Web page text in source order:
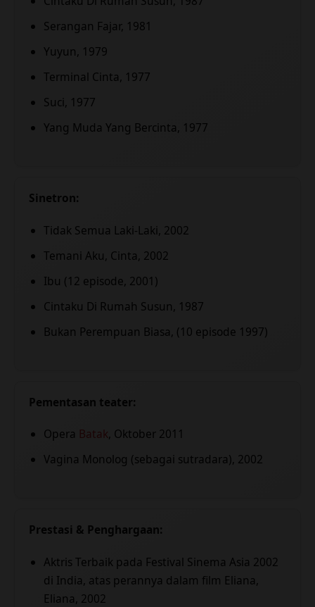
Serangan Fajar, 1981
Yuyun, 1979
Terminal Cinta, 1977
Suci, 1977
Yang Muda Yang Bercinta, 1977
Sinetron:
Tidak Semua Laki-Laki, 2002
Temani Aku, Cinta, 2002
Ibu (12 episode, 2001)
Cintaku Di Rumah Susun, 1987
Bukan Perempuan Biasa, (10 episode 1997)
Pementasan teater:
Opera Batak, Oktober 2011
Vagina Monolog (sebagai sutradara), 2002
Prestasi & Penghargaan:
Aktris Terbaik pada Festival Sinema Asia 2002
di India, atas perannya dalam film Eliana,
Eliana, 2002